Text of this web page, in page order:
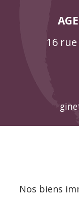
16
Nos biens